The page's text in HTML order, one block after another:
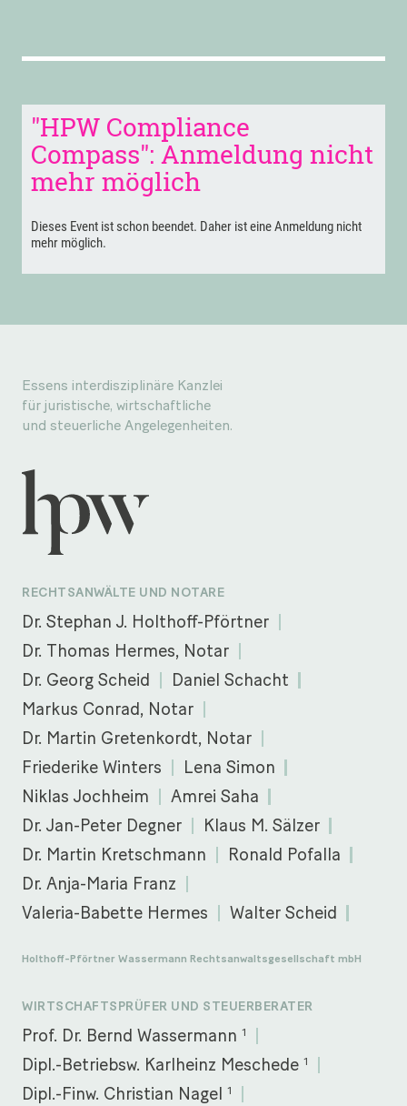
Essens interdisziplinäre Kanzlei
für juristische, wirtschaftliche
und steuerliche Angelegenheiten.
RECHTSANWÄLTE UND NOTARE
Dr. Stephan J. Holthoff-Pförtner
Dr. Thomas Hermes, Notar
Dr. Georg Scheid
Daniel Schacht
Markus Conrad, Notar
Dr. Martin Gretenkordt, Notar
Friederike Winters
Lena Simon
Niklas Jochheim
Amrei Saha
Dr. Jan-Peter Degner
Klaus M. Sälzer
Dr. Martin Kretschmann
Ronald Pofalla
Dr. Anja-Maria Franz
Valeria-Babette Hermes
Walter Scheid
Holthoff-Pförtner Wassermann Rechtsanwaltsgesellschaft mbH
WIRTSCHAFTSPRÜFER UND STEUERBERATER
Prof. Dr. Bernd Wassermann 1
Dipl.-Betriebsw. Karlheinz Meschede 1
Dipl.-Finw. Christian Nagel 1